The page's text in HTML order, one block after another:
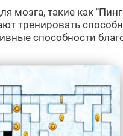
мозга, такие как
тренировать
способности